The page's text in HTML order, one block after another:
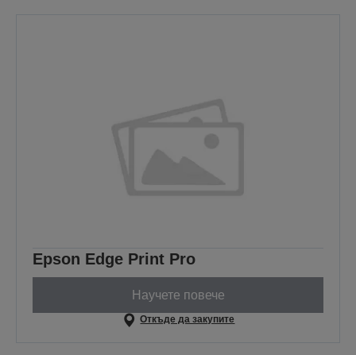
Epson Edge Print Pro
Научете повече
Откъде да закупите